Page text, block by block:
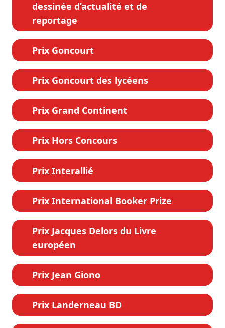
dessinée d’actualité et de
reportage
Prix Goncourt
Prix Goncourt des lycéens
Prix Grand Continent
Prix Hors Concours
Prix Interallié
Prix International Booker Prize
Prix Jacques Delors du Livre
européen
Prix Jean Giono
Prix Landerneau BD